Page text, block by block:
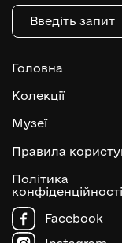
Головна
Колекції
Музеї
Правила
Політика
конфіденційності
Facebook